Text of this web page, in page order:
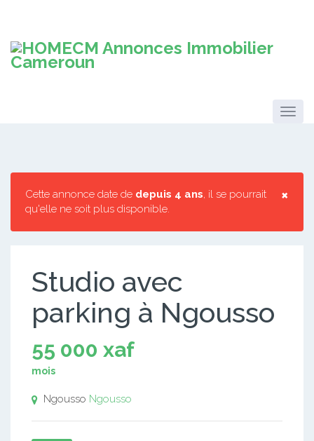
×
Cette annonce date de depuis 4 ans, il se pourrait
qu'elle ne soit plus disponible.
Studio avec
parking à Ngousso
55 000 xaf
mois
Ngousso Ngousso